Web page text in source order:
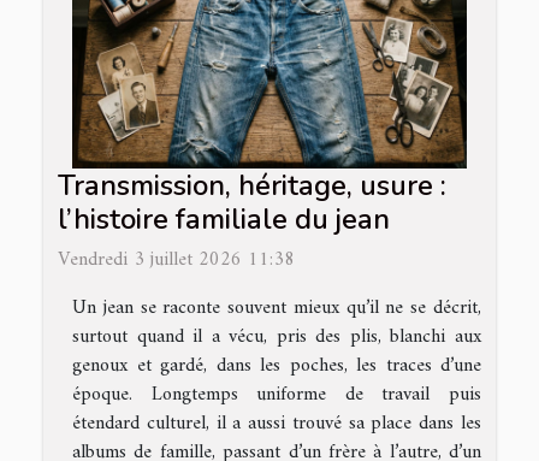
Transmission, héritage, usure :
l’histoire familiale du jean
Vendredi 3 juillet 2026 11:38
Un jean se raconte souvent mieux qu’il ne se décrit,
surtout quand il a vécu, pris des plis, blanchi aux
genoux et gardé, dans les poches, les traces d’une
époque. Longtemps uniforme de travail puis
étendard culturel, il a aussi trouvé sa place dans les
albums de famille, passant d’un frère à l’autre, d’un